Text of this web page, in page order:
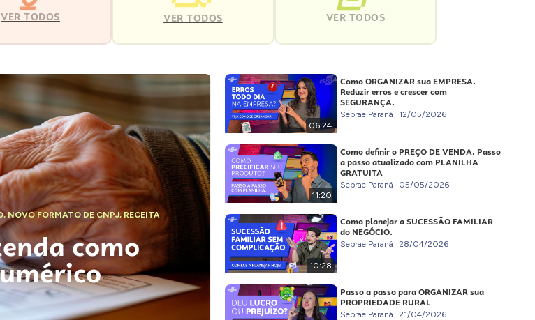
VER TODOS VER TODOS VER TODOS
,NOVO FORMATO DE CNPJ,RECEITA
como
06:24
Como ORGANIZAR sua EMPRESA.
Reduzir erros e crescer com
SEGURANÇA.
Sebrae Paraná 12/05/2026
11:20
Como definir o PREÇO DE VENDA. Passo
a passo atualizado com PLANILHA
GRATUITA
Sebrae Paraná 05/05/2026
10:28
Como planejar a SUCESSÃO FAMILIAR
do NEGÓCIO.
Sebrae Paraná 28/04/2026
Passo a passo para ORGANIZAR sua
PROPRIEDADE RURAL
Sebrae Paraná 21/04/2026